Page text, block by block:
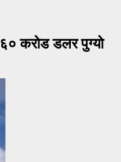
करोड डलर पुग्यो